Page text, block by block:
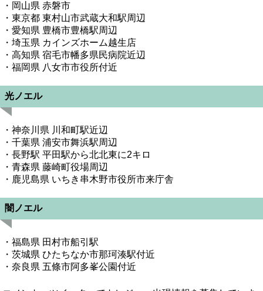
・岡山県 赤磐市
・東京都 東村山市武蔵大和駅周辺
・愛知県 豊橋市豊橋駅周辺
・埼玉県 カインズホーム越生店
・高知県 宿毛市幡多県民病院近辺
・福岡県 八女市市役所付近
光ノエル
・神奈川県 川和町駅近辺
・千葉県 浦安市舞浜駅周辺
・長野駅 平田駅から北北東に2キロ
・青森県 藤崎町役場周辺
・鹿児島県 いちき串木野市役所市来庁舎
闇ノエル
・福島県 田村市船引駅
・茨城県 ひたちなか市那珂湊駅付近
・奈良県 五條市阿多峯公園付近